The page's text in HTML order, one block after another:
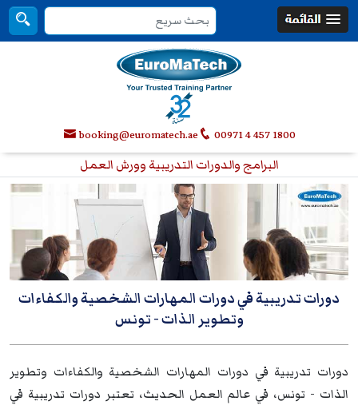
00971 4 457 1800
booking@euromatech.ae
البرامج والدورات التدريبية وورش العمل
دورات تدريبية في دورات المهارات الشخصية والكفاءات
وتطوير الذات- تونس
دورات تدريبية في دورات المهارات الشخصية والكفاءات وتطوير
الذات - تونس، في عالم العمل الحديث، تعتبر دورات تدريبية في